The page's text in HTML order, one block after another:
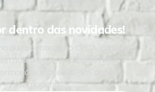
dentro das novidades!
que acontece no CPCA, cadastre
nossa lista e receba os nossos
sobre o CPCA, ações e
campanhas.